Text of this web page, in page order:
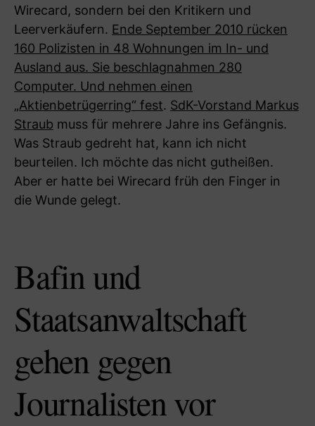
Wirecard, sondern bei den Kritikern und
Leerverkäufern. Ende September 2010 rücken
160 Polizisten in 48 Wohnungen im In- und
Ausland aus. Sie beschlagnahmen 280
Computer. Und nehmen einen
„Aktienbetrügerring“ fest. SdK-Vorstand Markus
Straub muss für mehrere Jahre ins Gefängnis.
Was Straub gedreht hat, kann ich nicht
beurteilen. Ich möchte das nicht gutheißen.
Aber er hatte bei Wirecard früh den Finger in
die Wunde gelegt.
Bafin und
Staatsanwaltschaft
gehen gegen
Journalisten vor